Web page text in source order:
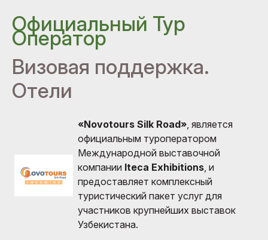
Официальный Тур
Оператор
Визовая поддержка.
Отели
«Novotours Silk Road» , является
официальным туроператором
Международной выставочной
компании Iteca Exhibitions , и
предоставляет комплексный
туристический пакет услуг для
участников крупнейших выставок
Узбекистана.